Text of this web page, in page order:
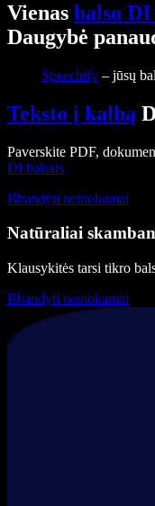
Vienas balso DI
Daugybė
Speechify– jūsų
Teksto į kalbą
Paverskite PDF,
DI balsais
Išbandyti nemokamai
Natūraliai
Klausykitės tarsi tikro
Išbandyti nemokamai